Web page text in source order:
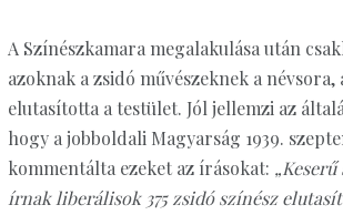
A Színészkamara megalakulása után
azoknak a zsidó művészeknek a
elutasította a testület. Jól jellemzi az
hogy a jobboldali Magyarság 1939.
kommentálta ezeket az írásokat:
írnak liberálisok 375 zsidó színész